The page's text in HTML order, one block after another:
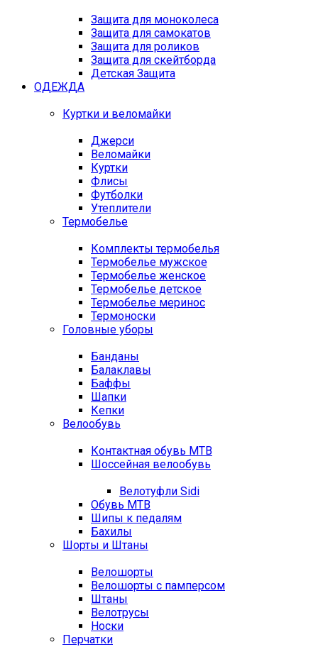
Защита для моноколеса
Защита для самокатов
Защита для роликов
Защита для скейтборда
Детская Защита
ОДЕЖДА
Куртки и веломайки
Джерси
Веломайки
Куртки
Флисы
Футболки
Утеплители
Термобелье
Комплекты термобелья
Термобелье мужское
Термобелье женское
Термобелье детское
Термобелье меринос
Термоноски
Головные уборы
Банданы
Балаклавы
Баффы
Шапки
Кепки
Велообувь
Контактная обувь MTB
Шоссейная велообувь
Велотуфли Sidi
Обувь MTB
Шипы к педалям
Бахилы
Шорты и Штаны
Велошорты
Велошорты с памперсом
Штаны
Велотрусы
Носки
Перчатки